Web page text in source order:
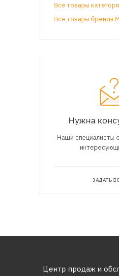
Все товары
Все товары бренда
Нужна
Наши специалисты
ЗАДАТЬ
Центр продаж и